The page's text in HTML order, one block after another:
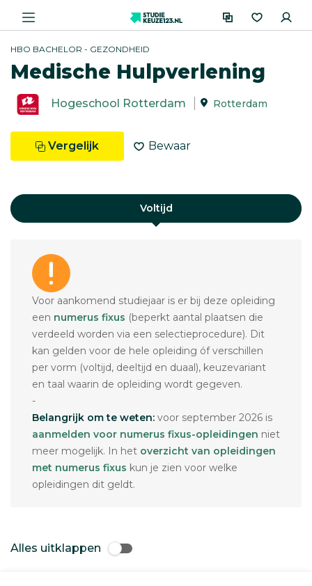
HBO BACHELOR - GEZONDHEID
Medische Hulpverlening
Hogeschool Rotterdam Rotterdam
Vergelijk Bewaar
Voltijd
Voor aankomend studiejaar is er bij deze opleiding
een numerus fixus (beperkt aantal plaatsen die
verdeeld worden via een selectieprocedure). Dit
kan gelden voor de hele opleiding óf verschillen
per vorm (voltijd, deeltijd en duaal), keuzevariant
en taal waarin de opleiding wordt gegeven.
-
Belangrijk om te weten: voor september 2026 is
aanmelden voor numerus fixus-opleidingen niet
meer mogelijk. In het overzicht van opleidingen
met numerus fixus kun je zien voor welke
opleidingen dit geldt.
Alles uitklappen